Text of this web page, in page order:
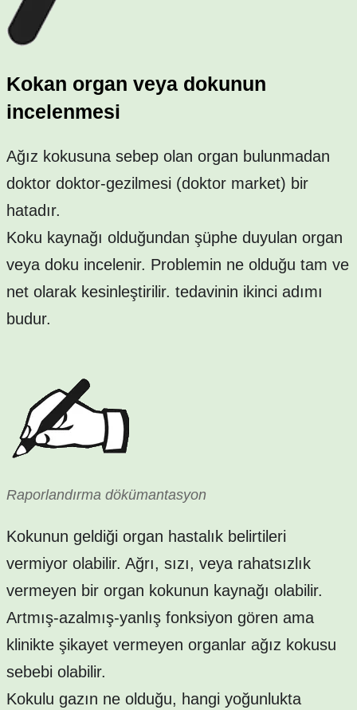
Kokan organ veya dokunun
incelenmesi
Ağız kokusuna sebep olan organ bulunmadan
doktor doktor-gezilmesi (doktor market) bir
hatadır.
Koku kaynağı olduğundan şüphe duyulan organ
veya doku incelenir. Problemin ne olduğu tam ve
net olarak kesinleştirilir. tedavinin ikinci adımı
budur.
Raporlandırma dökümantasyon
Kokunun geldiği organ hastalık belirtileri
vermiyor olabilir. Ağrı, sızı, veya rahatsızlık
vermeyen bir organ kokunun kaynağı olabilir.
Artmış-azalmış-yanlış fonksiyon gören ama
klinikte şikayet vermeyen organlar ağız kokusu
sebebi olabilir.
Kokulu gazın ne olduğu, hangi yoğunlukta